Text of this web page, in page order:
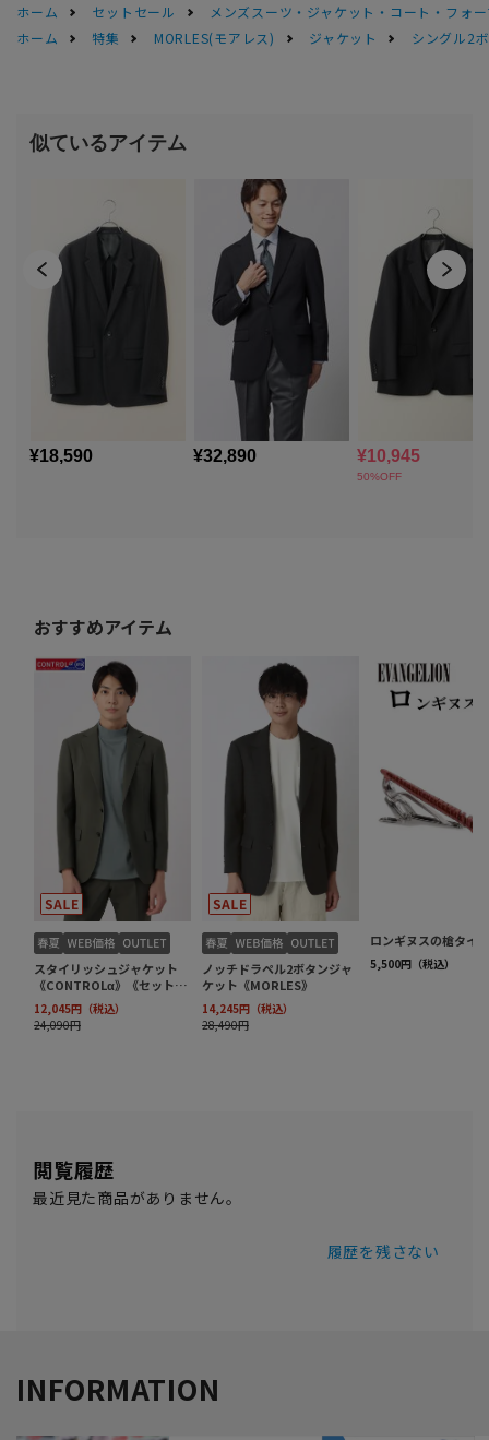
ホーム
セットセール
メンズスーツ・ジャケット・コート・フォ
ホーム
特集 MORLES(モアレス) ジャケット シングル2
閲覧履歴
最近見た商品がありません。
履歴を残さない
INFORMATION